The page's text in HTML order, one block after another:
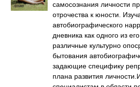
самосознания личности
отрочества к юности.
автобиографического
дневника как одного из
различные культурно
бытования
задающие специфику
плана развития